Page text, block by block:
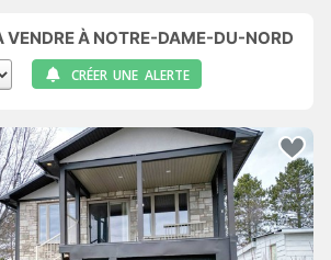
VENDRE À NOTRE-DAME-DU-NORD
CRÉER UNE ALERTE